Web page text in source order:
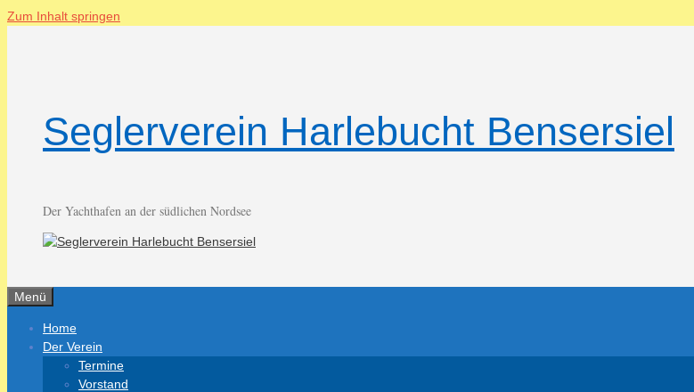
Zum Inhalt springen
Seglerverein Harlebucht Bensersiel
Der Yachthafen an der südlichen Nordsee
Menü
Home
Der Verein
Termine
Vorstand